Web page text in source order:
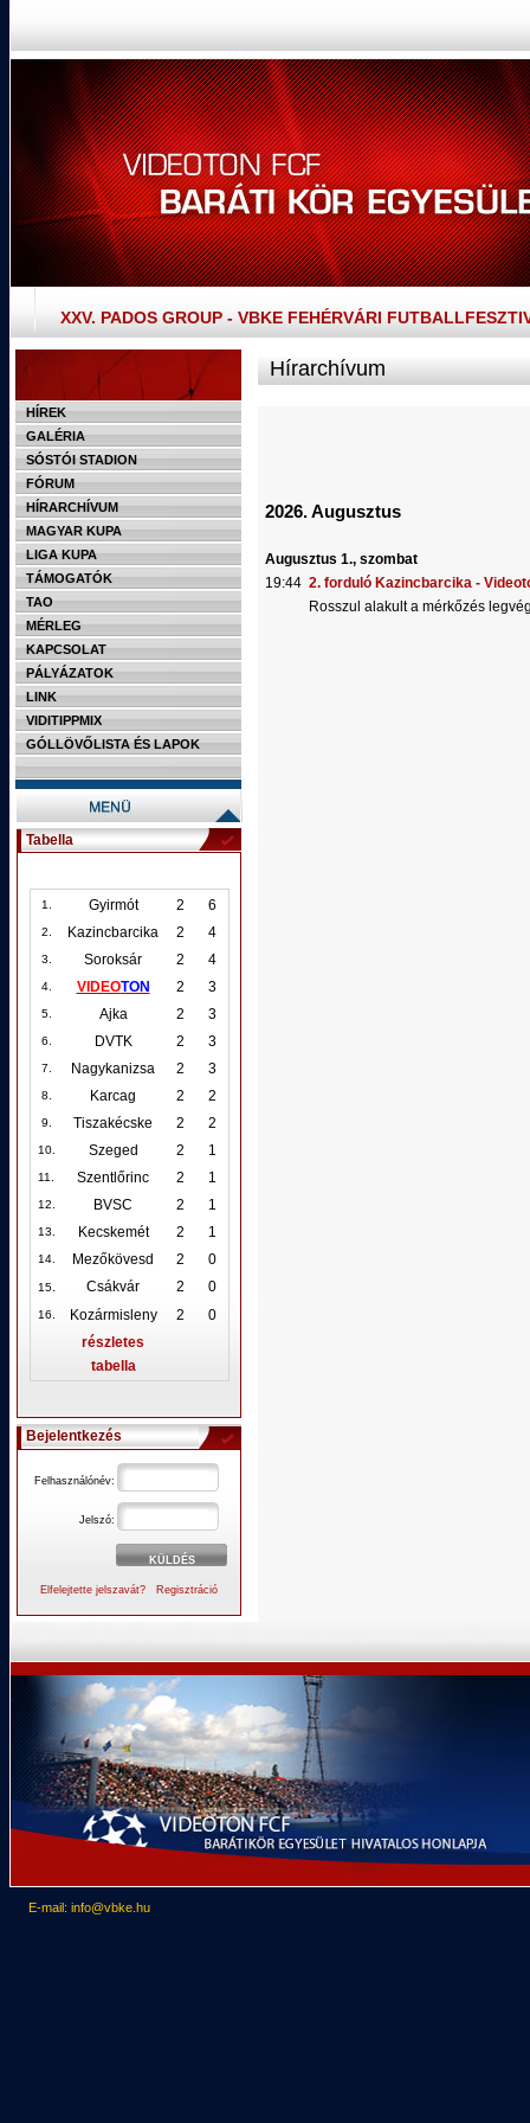
XXV. PADOS GROUP - VBKE FEHÉRVÁRI
HÍREK
GALÉRIA
SÓSTÓI STADION
FÓRUM
HÍRARCHÍVUM
MAGYAR KUPA
LIGA KUPA
TÁMOGATÓK
TAO
MÉRLEG
KAPCSOLAT
PÁLYÁZATOK
LINK
VIDITIPPMIX
GÓLLÖVŐLISTA ÉS LAPOK
Tabella
1. Gyirmót 2 6
2. Kazincbarcika 2 4
3. Soroksár 2 4
4. VIDEOTON 2 3
5. Ajka 2 3
6. DVTK 2 3
7. Nagykanizsa 2 3
8. Karcag 2 2
9. Tiszakécske 2 2
10. Szeged 2 1
11. Szentlőrinc 2 1
12. BVSC 2 1
13. Kecskemét 2 1
14. Mezőkövesd 2 0
15. Csákvár 2 0
16. Kozármisleny 2
0
részletes
tabella
Bejelentkezés
Felhasználónév:
Jelszó:
Elfelejtette jelszavát? Regisztráció
Hírarchívum
2026. Augusztus
Augusztus 1., szombat
19:44 2. forduló Kazincbarcika -
Rosszul alakult a mérkőzés
E-mail: info@vbke.hu